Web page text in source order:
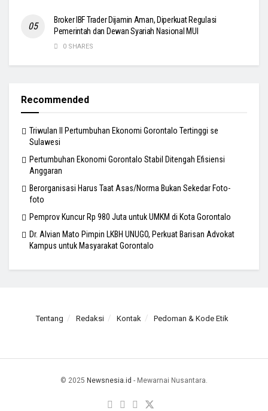
Broker IBF Trader Dijamin Aman, Diperkuat Regulasi
Pemerintah dan Dewan Syariah Nasional MUI
0 SHARES
Recommended
Triwulan II Pertumbuhan Ekonomi Gorontalo Tertinggi se
Sulawesi
Pertumbuhan Ekonomi Gorontalo Stabil Ditengah Efisiensi
Anggaran
Berorganisasi Harus Taat Asas/Norma Bukan Sekedar Foto-
foto
Pemprov Kuncur Rp 980 Juta untuk UMKM di Kota Gorontalo
Dr. Alvian Mato Pimpin LKBH UNUGO, Perkuat Barisan Advokat
Kampus untuk Masyarakat Gorontalo
Tentang Redaksi Kontak Pedoman & Kode Etik
© 2025 Newsnesia.id - Mewarnai Nusantara.